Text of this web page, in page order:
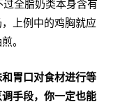
全脂奶类本身含有
上例中的鸡胸就应
。
胃口对食材进行等
手段，你一定也能